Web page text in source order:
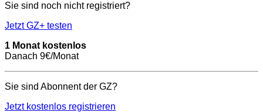
Sie sind noch nicht registriert?
Jetzt GZ+ testen
1 Monat kostenlos
Danach 9€/Monat
Sie sind Abonnent der GZ?
Jetzt kostenlos registrieren